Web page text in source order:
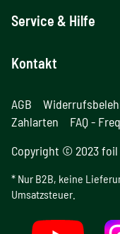
Service & Hilfe
Kontakt
AGB
Zahlarten
FAQ -
Copyright © 2023 foil
* Nur B2B, keine
Umsatzsteuer.